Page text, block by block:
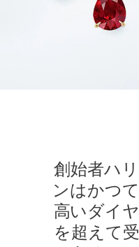
創始者ハ
ンはかつ
高いダイ
を超えて